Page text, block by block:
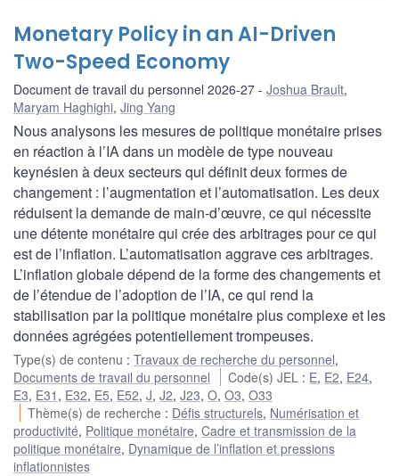
Monetary Policy in an AI-Driven
Two-Speed Economy
Document de travail du personnel 2026-27 Joshua Brault,
Maryam Haghighi, Jing Yang
Nous analysons les mesures de politique monétaire prises
en réaction à l’IA dans un modèle de type nouveau
keynésien à deux secteurs qui définit deux formes de
changement : l’augmentation et l’automatisation. Les deux
réduisent la demande de main-d’œuvre, ce qui nécessite
une détente monétaire qui crée des arbitrages pour ce qui
est de l’inflation. L’automatisation aggrave ces arbitrages.
L’inflation globale dépend de la forme des changements et
de l’étendue de l’adoption de l’IA, ce qui rend la
stabilisation par la politique monétaire plus complexe et les
données agrégées potentiellement trompeuses.
Type(s) de contenu : Travaux de recherche du personnel,
Documents de travail du personnel
Code(s) JEL : E, E2, E24,
E3, E31 , E32, E5, E52, J, J2, J23, O, O3, O33
Thème(s) de recherche : Défis structurels, Numérisation et
productivité, Politique monétaire, Cadre et transmission de la
politique monétaire, Dynamique de l’inflation et pressions
inflationnistes